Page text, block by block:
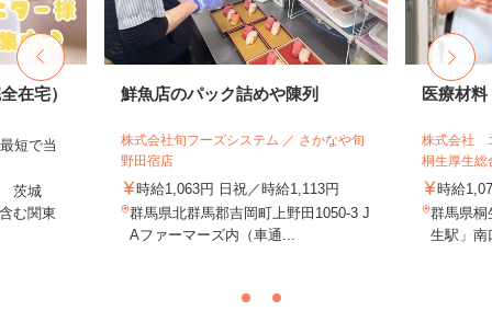
在宅）
短で当
茨城
む関東
鮮魚店のパック詰めや陳列
株式会社旬フーズシステム ／ さかなや旬
野田宿店
時給1,063円 日祝／時給1,113円
群馬県北群馬郡吉岡町上野田1050-3 J
Aファーマーズ内（車通...
医療材
株式会社
桐生厚生総
時給
群馬県桐
生駅」南